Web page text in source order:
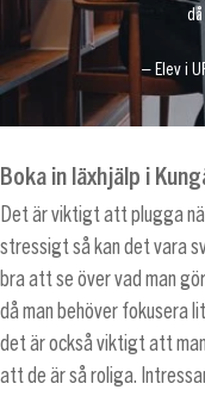
– Elev i
Boka in läxhjälp i
Det är viktigt att plugga
stressigt så kan det vara
bra att se över vad man
då man behöver fokusera
det är också viktigt att
att de är så roliga.